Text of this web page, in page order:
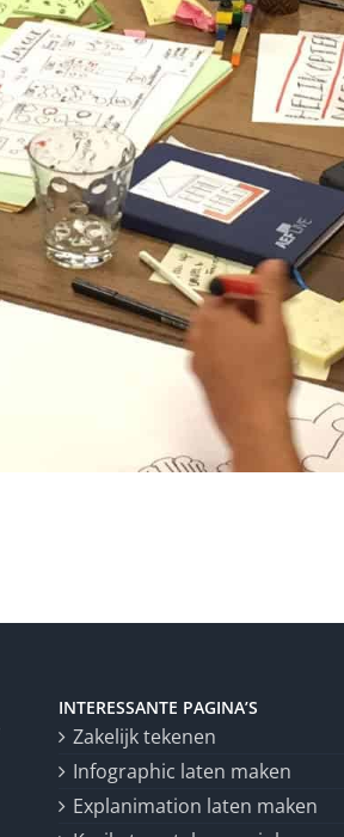
INTERESSANTE PAGINA’S
Zakelijk tekenen
Infographic laten maken
Explanimation laten maken